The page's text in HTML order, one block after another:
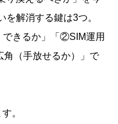
を解消する鍵は3つ。
きるか」「②SIM運用
角（手放せるか）」で
。